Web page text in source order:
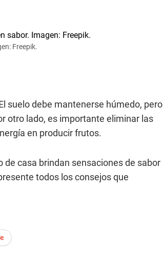
Freepik.
suelo debe mantenerse húmedo, pero
otro lado, es importante eliminar las
en producir frutos.
de casa brindan sensaciones de sabor
todos los consejos que